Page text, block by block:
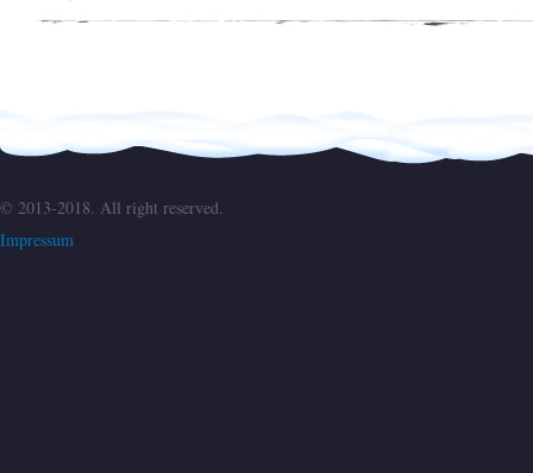
© 2013-2018. All right reserved.
Impressum